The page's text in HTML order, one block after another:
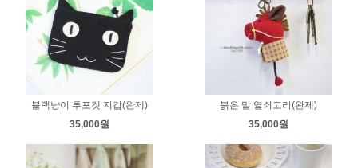
블랙냥이 투포켓 지갑(완제)
35,000원
붉은 말 열쇠고리(완제)
35,000원